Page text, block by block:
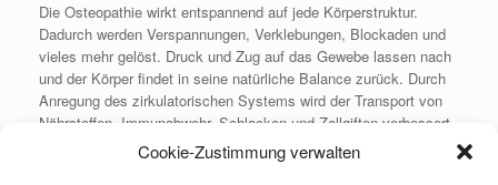
Cookie-Zustimmung verwalten
Die Osteopathie wirkt entspannend auf jede Körperstruktur.
Dadurch werden Verspannungen, Verklebungen, Blockaden und
vieles mehr gelöst. Druck und Zug auf das Gewebe lassen nach
und der Körper findet in seine natürliche Balance zurück. Durch
Anregung des zirkulatorischen Systems wird der Transport von
Nährstoffen, Immunabwehr, Schlacken und Zellgiften verbessert
und die körpereigenen Heilungskräfte in Gang gesetzt.